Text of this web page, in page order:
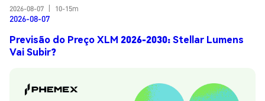
2026-08-07
10-15m
2026-08-07
Previsão do Preço XLM 2026-2030: Stellar Lumens
Vai Subir?